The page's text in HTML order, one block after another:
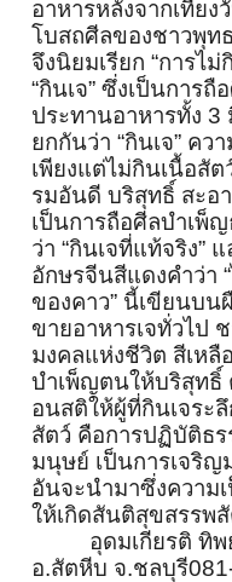
อาหารหลังจากเที่ยง
โบสถศีลของชาวพุท
จึงนิยมเรียก “การไ
“กินเจ” ซึ่งเป็นการ
ประทานอาหารทั้ง 3
ยกกันว่า “กินเจ” คว
เพียงแต่ไม่กินเนื้อสั
รมอันดี บริสุทธิ์ สะอ
เป็นการถือศีลบำเพ็
ว่า “กินเจที่แท้จริง”
อักษรจีนสีแดงคำว่า “
ของคาว” นี้เขียนบน
ขายอาหารเจทั่วไป
มงคลแห่งชีวิต สีเหลื
บำเพ็ญตนให้บริสุทธิ์
อนสติให้ผู้ที่กินเจระลึ
สัตว์ คือการปฏิบัติธ
มนุษย์ เป็นการเจริญ
อันจะนำมาซึ่งความ
ให้เกิดสันติสุขสรรพ
อุดมเกียรติ ทิ
อ.สัตหีบ จ.ชลบุรี